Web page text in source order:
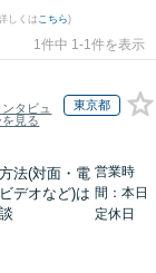
しくはこちら)
1件中 1-1件を表示
ンタビュ
を見る
東京都
法(対面・電
デオなど)は
営業時
間：本日
定休日